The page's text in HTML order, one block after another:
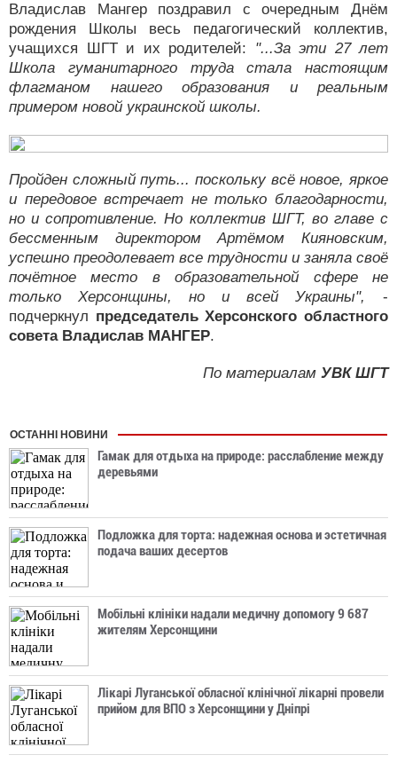
Владислав Мангер поздравил с очередным Днём
рождения Школы весь педагогический коллектив,
учащихся ШГТ и их родителей: "...За эти 27 лет
Школа гуманитарного труда стала настоящим
флагманом нашего образования и реальным
примером новой украинской школы.
Пройден сложный путь... поскольку всё новое, яркое
и передовое встречает не только благодарности,
но и сопротивление. Но коллектив ШГТ, во главе с
бессменным директором Артёмом Кияновским,
успешно преодолевает все трудности и заняла своё
почётное место в образовательной сфере не
только Херсонщины, но и всей Украины",
-
подчеркнул председатель Херсонского областного
совета Владислав МАНГЕР.
По материалам УВК ШГТ
ОСТАННІ НОВИНИ
Гамак для отдыха на природе: расслабление между
деревьями
Подложка для торта: надежная основа и эстетичная
подача ваших десертов
Мобільні клініки надали медичну допомогу 9 687
жителям Херсонщини
Лікарі Луганської обласної клінічної лікарні провели
прийом для ВПО з Херсонщини у Дніпрі